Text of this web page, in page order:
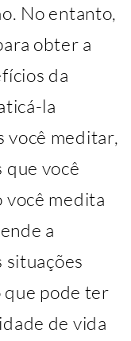
No entanto,
obter a
da
la
você meditar,
que você
você medita
a
situações
que pode ter
de vida